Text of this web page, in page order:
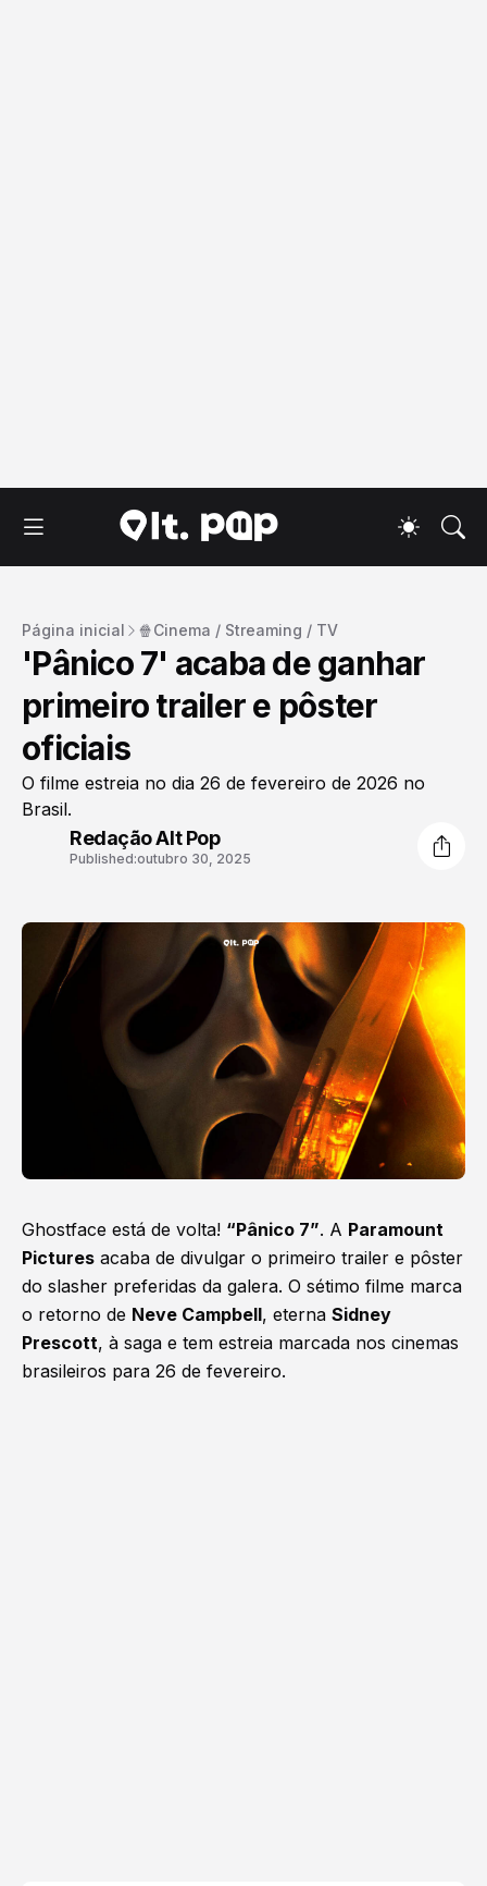
Página inicial 🍿Cinema / Streaming / TV
'Pânico 7' acaba de ganhar
primeiro trailer e pôster
oficiais
O filme estreia no dia 26 de fevereiro de 2026 no
Brasil.
Redação Alt Pop
Published:outubro 30, 2025
Ghostface está de volta! “Pânico 7”. A Paramount
Pictures acaba de divulgar o primeiro trailer e pôster
do slasher preferidas da galera. O sétimo filme marca
o retorno de Neve Campbell, eterna Sidney
Prescott, à saga e tem estreia marcada nos cinemas
brasileiros para 26 de fevereiro.